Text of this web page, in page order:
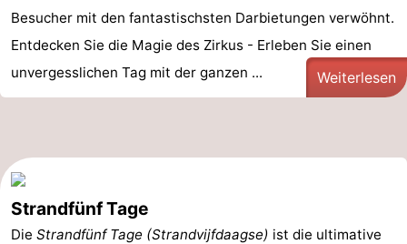
Besucher mit den fantastischsten Darbietungen verwöhnt.
Entdecken Sie die Magie des Zirkus - Erleben Sie einen
unvergesslichen Tag mit der ganzen ...
Weiterlesen
Strandfünf Tage
Die Strandfünf Tage (Strandvijfdaagse) ist die ultimative